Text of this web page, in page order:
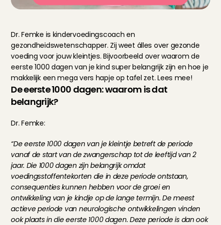
Dr. Femke is kindervoedingscoach en
gezondheidswetenschapper. Zij weet álles over gezonde
voeding voor jouw kleintjes. Bijvoorbeeld over waarom de
eerste 1000 dagen van je kind super belangrijk zijn en hoe je
makkelijk een mega vers hapje op tafel zet. Lees mee!
De eerste 1000 dagen: waarom is dat
belangrijk?
Dr. Femke:
“De eerste 1000 dagen van je kleintje betreft de periode
vanaf de start van de zwangerschap tot de leeftijd van 2
jaar. Die 1000 dagen zijn belangrijk omdat
voedingsstoffentekorten die in deze periode ontstaan,
consequenties kunnen hebben voor de groei en
ontwikkeling van je kindje op de lange termijn. De meest
actieve periode van neurologische ontwikkelingen vinden
ook plaats in die eerste 1000 dagen. Deze periode is dan ook